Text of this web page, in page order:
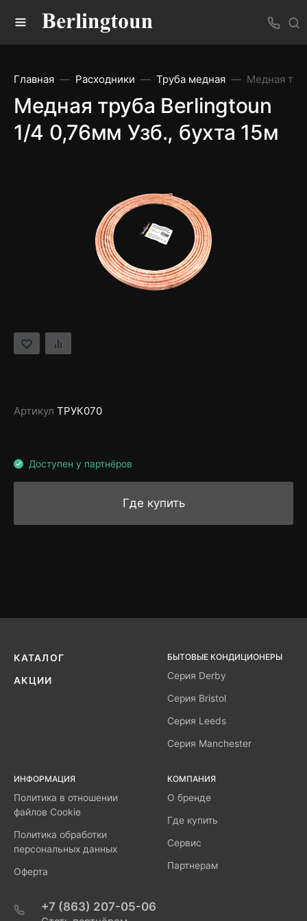
Главная Расходники Труба медная Медная
Медная труба Berlingtoun
1/4 0,76мм Узб., бухта 15м
Артикул ТРУК070
Доступен у партнёров
Где купить
КАТАЛОГ
АКЦИИ
БЫТОВЫЕ КОНДИЦИОНЕРЫ
Серия Derby
Серия Bristol
Серия Leeds
Серия Manchester
ИНФОРМАЦИЯ
Политика в отношении
файлов Cookie
Политика обработки
персональных данных
Оферта
КОМПАНИЯ
О бренде
Где купить
Сервис
Партнерам
+7 (863) 207-05-06